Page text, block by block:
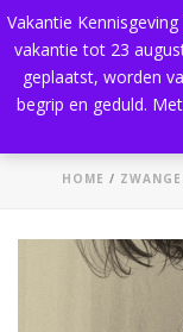
HOME /
Vakantie
vakantie tot 23
geplaatst, worden
begrip en geduld.